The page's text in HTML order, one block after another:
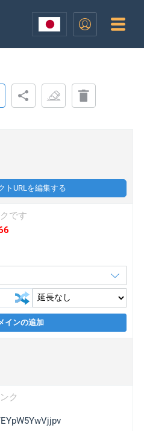
トURLを編集する
です
インの追加
ク